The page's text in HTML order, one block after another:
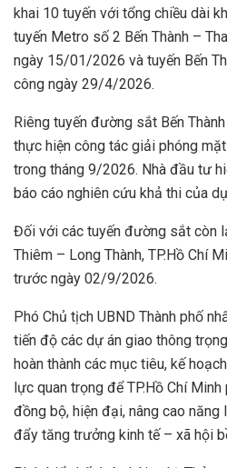
khai 10 tuyến với tổng chiều dài
tuyến Metro số 2 Bến Thành –
ngày 15/01/2026 và tuyến Bến
công ngày 29/4/2026.
Riêng tuyến đường sắt Bến
thực hiện công tác giải phóng
trong tháng 9/2026. Nhà đầu tư
báo cáo nghiên cứu khả thi của
Đối với các tuyến đường sắt còn
Thiêm – Long Thành, TP.Hồ Chí
trước ngày 02/9/2026.
Phó Chủ tịch UBND Thành phố
tiến độ các dự án giao thông
hoàn thành các mục tiêu, kế
lực quan trọng để TP.Hồ Chí
đồng bộ, hiện đại, nâng cao
đẩy tăng trưởng kinh tế – xã hội